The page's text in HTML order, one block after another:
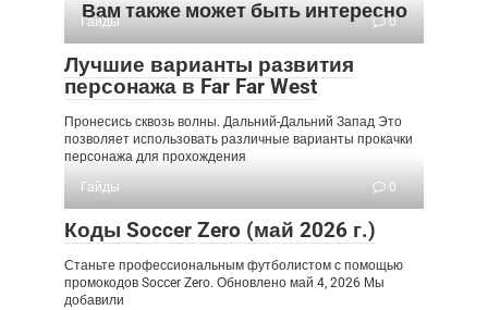
Вам также может быть интересно
Гайды 0
Лучшие варианты развития
персонажа в Far Far West
Пронесись сквозь волны. Дальний-Дальний Запад Это
позволяет использовать различные варианты прокачки
персонажа для прохождения
Гайды
0
Коды Soccer Zero (май 2026 г.)
Станьте профессиональным футболистом с помощью
промокодов Soccer Zero. Обновлено май 4, 2026 Мы
добавили